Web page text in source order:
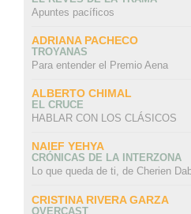
Apuntes pacíficos
ADRIANA PACHECO
TROYANAS
Para entender el Premio Aena
ALBERTO CHIMAL
EL CRUCE
HABLAR CON LOS CLÁSICOS
NAIEF YEHYA
CRÓNICAS DE LA INTERZONA
Lo que queda de ti, de Cherien
CRISTINA RIVERA GARZA
OVERCAST